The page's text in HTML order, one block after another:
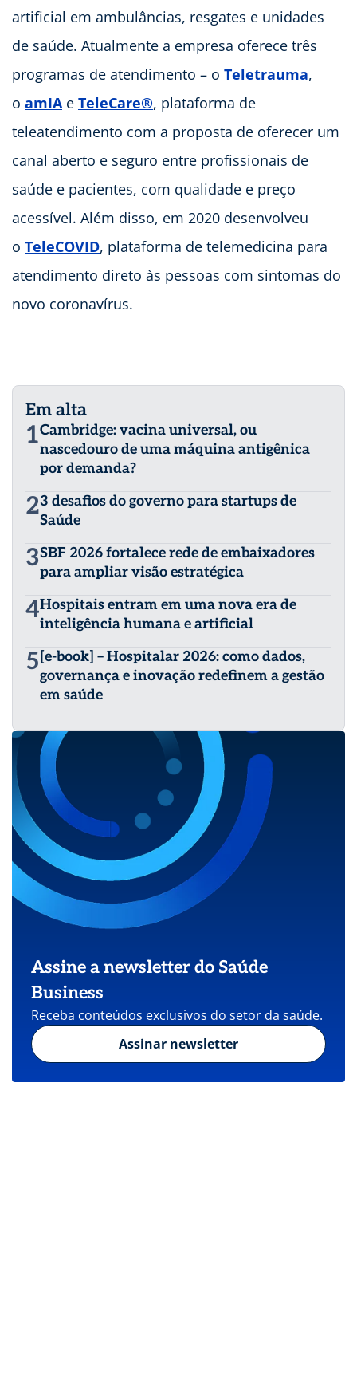
artificial em ambulâncias, resgates e unidades
de saúde. Atualmente a empresa oferece três
programas de atendimento – o Teletrauma,
o amIA e TeleCare®, plataforma de
teleatendimento com a proposta de oferecer um
canal aberto e seguro entre profissionais de
saúde e pacientes, com qualidade e preço
acessível. Além disso, em 2020 desenvolveu
o TeleCOVID, plataforma de telemedicina para
atendimento direto às pessoas com sintomas do
novo coronavírus.
Em alta
1Cambridge: vacina universal, ou
nascedouro de uma máquina antigênica
por demanda?
23 desafios do governo para startups de
Saúde
3SBF 2026 fortalece rede de embaixadores
para ampliar visão estratégica
4Hospitais entram em uma nova era de
inteligência humana e artificial
5 [e-book] – Hospitalar 2026: como dados,
governança e inovação redefinem a gestão
em saúde
Assine a newsletter do Saúde
Business
Receba conteúdos exclusivos do setor da saúde.
Assinar newsletter